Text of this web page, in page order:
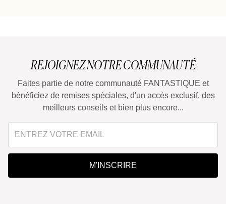
Est-il adapté aux traitements à la kératine ou au
lissage japonais ?
REJOIGNEZ NOTRE COMMUNAUTÉ
Faites partie de notre communauté FANTASTIQUE et
bénéficiez de remises spéciales, d'un accès exclusif, des
meilleurs conseils et bien plus encore...
M'INSCRIRE